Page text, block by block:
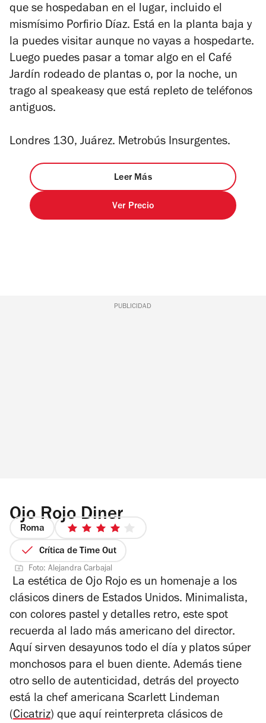
que se hospedaban en el lugar, incluido el
mismísimo Porfirio Díaz. Está en la planta baja y
la puedes visitar aunque no vayas a hospedarte.
Luego puedes pasar a tomar algo en el Café
Jardín rodeado de plantas o, por la noche, un
trago al speakeasy que está repleto de teléfonos
antiguos.
Londres 130, Juárez. Metrobús Insurgentes.
Leer Más
Ver Precio
PUBLICIDAD
Ojo Rojo Diner
Roma
4
de
5
estrellas
Crítica de Time Out
Foto: Alejandra Carbajal
La estética de Ojo Rojo es un homenaje a los
clásicos diners de Estados Unidos. Minimalista,
con colores pastel y detalles retro, este spot
recuerda al lado más americano del director.
Aquí sirven desayunos todo el día y platos súper
monchosos para el buen diente. Además tiene
otro sello de autenticidad, detrás del proyecto
está la chef americana Scarlett Lindeman
(Cicatriz) que aquí reinterpreta clásicos de